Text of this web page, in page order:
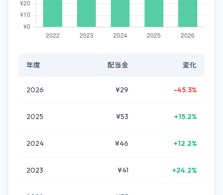
年度 配当金 変化
2026 ¥29 -45.3%
2025 ¥53 +15.2%
2024 ¥46 +12.2%
2023 ¥41 +24.2%